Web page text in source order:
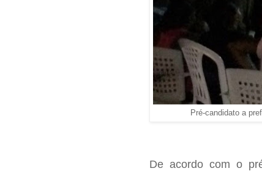
Pré-candidato a
De acordo com o